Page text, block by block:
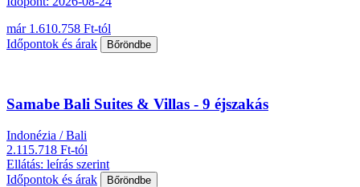
már 1.610.758 Ft-tól
Időpontok és árak
Bőröndbe
Samabe Bali Suites & Villas - 9 éjszakás
Indonézia / Bali
2.115.718 Ft-tól
Ellátás: leírás szerint
Időpontok és árak
Bőröndbe